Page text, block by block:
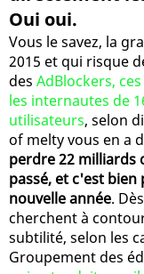
Oui oui.
Vous le savez, la
2015 et qui risque
des AdBlockers,
les internautes de
utilisateurs, selon
of melty vous en a
perdre 22 milliards
passé, et c'est
nouvelle année.
cherchent à
subtilité, selon les
Groupement des